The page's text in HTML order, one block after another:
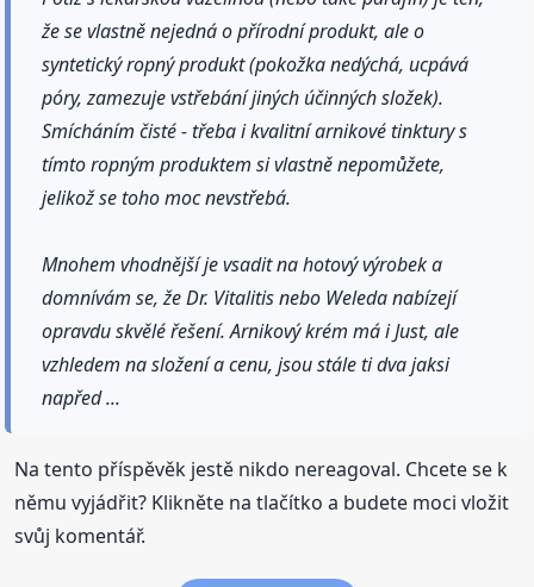
že se vlastně nejedná o přírodní produkt, ale o
syntetický ropný produkt (pokožka nedýchá, ucpává
póry, zamezuje vstřebání jiných účinných složek).
Smícháním čisté - třeba i kvalitní arnikové tinktury s
tímto ropným produktem si vlastně nepomůžete,
jelikož se toho moc nevstřebá.
Mnohem vhodnější je vsadit na hotový výrobek a
domnívám se, že Dr. Vitalitis nebo Weleda nabízejí
opravdu skvělé řešení. Arnikový krém má i Just, ale
vzhledem na složení a cenu, jsou stále ti dva jaksi
napřed ...
Na tento příspěvěk jestě nikdo nereagoval. Chcete se k
němu vyjádřit? Klikněte na tlačítko a budete moci vložit
svůj komentář.